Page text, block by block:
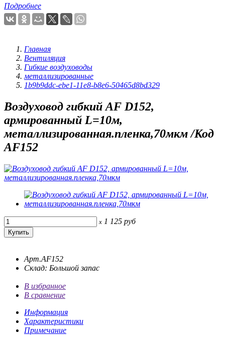
Подробнее
Главная
Вентиляция
Гибкие воздуховоды
металлизированные
1b9b9ddc-ebe1-11e8-b8e6-50465d8bd329
Воздуховод гибкий AF D152,
армированный L=10м,
металлизированная.пленка,70мкм /Код
AF152
x 1 125 руб
Арт.AF152
Склад: Большой запас
В избранное
В сравнение
Информация
Характеристики
Примечание